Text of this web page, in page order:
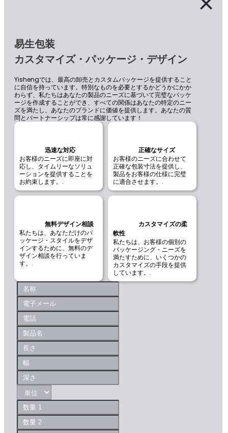
易生包装
カスタマイズ・パッケージ・デザイン
Yishengでは、最高の卸売とカスタムパッケージを提供すること
に自信を持っています。特別なものを必要とするかどうかにかか
わらず、私たちはあなたの製品のニーズに基づいて完璧なパッケ
ージを作成することができ、すべての関係はあなたの特定のニー
ズを満たし、あなたのブランドに価値を提供します。あなたの質
問とパートナーシップは常に感謝しています！
迅速な対応
お客様のニーズに即座に対
応し、タイムリーなソリュ
ーションを提供することを
お約束します。.
正確なサイズ
お客様のニーズに合わせて
正確な包装寸法を提供し、
製品をお客様の仕様に完璧
に適合させます。.
無料デザイン相談
私たちは、あなただけのパ
ッケージ・スタイルをデザ
インするために、無料のデ
ザイン相談を行っていま
す。.
カスタマイズの柔
軟性
私たちは、お客様の個別の
パッケージング・ニーズを
満たすために、いくつかの
カスタマイズの手段を提供
しています。.